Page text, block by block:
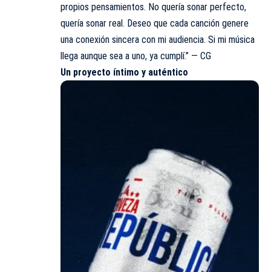
propios pensamientos. No quería sonar perfecto,
quería sonar real. Deseo que cada canción genere
una conexión sincera con mi audiencia. Si mi música
llega aunque sea a uno, ya cumplí.” — CG
Un proyecto íntimo y auténtico